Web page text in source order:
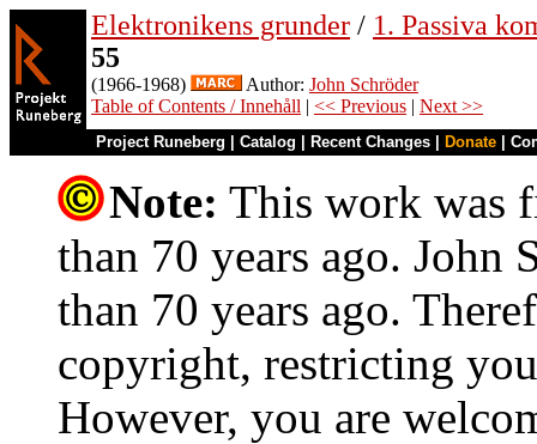
Elektronikens grunder / 1. Passiva
55
(1966-1968) Author: John Schröder
Table of Contents / Innehåll | << Previous | Next >>
Project Runeberg Catalog Recent Changes Donate
Note: This work was
than 70 years ago. John
than 70 years ago.
copyright, restricting
However, you are